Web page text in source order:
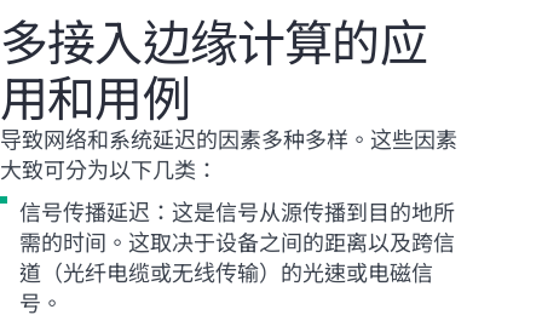
多接入边缘计算的应
用和用例
导致网络和系统延迟的因素多种多样。这些因素
大致可分为以下几类：
信号传播延迟：这是信号从源传播到目的地所
需的时间。这取决于设备之间的距离以及跨信
道（光纤电缆或无线传输）的光速或电磁信
号。